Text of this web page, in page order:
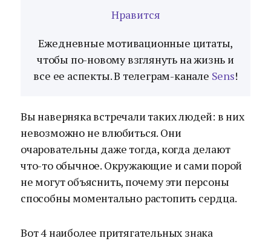
Нравится
Ежедневные мотивационные цитаты,
чтобы по-новому взглянуть на жизнь и
все ее аспекты. В телеграм-канале Sens!
Вы наверняка встречали таких людей: в них
невозможно не влюбиться. Они
очаровательны даже тогда, когда делают
что-то обычное. Окружающие и сами порой
не могут объяснить, почему эти персоны
способны моментально растопить сердца.
Вот 4 наиболее притягательных знака